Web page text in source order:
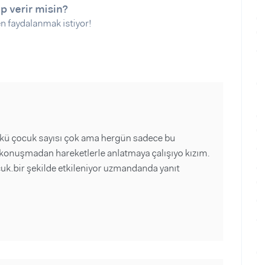
verir misin?
faydalanmak istiyor!
çocuk sayısı çok ama hergün sadece bu
hareketlerle anlatmaya çalışıyo kızım.
şekilde etkileniyor uzmandanda yanıt